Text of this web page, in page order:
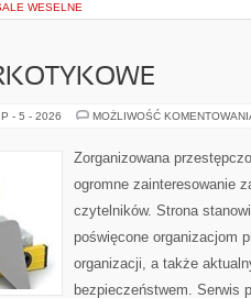
WESELNE
- 5 - 2026 MOŻLIWOŚĆ
Zorganizowana
ogromne zainteresowanie
czytelników. Strona
poświęcone organizacjom
organizacji, a także
bezpieczeństwem. Serwis